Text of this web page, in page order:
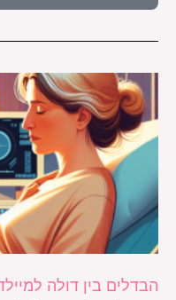
הבדלים בין דולה